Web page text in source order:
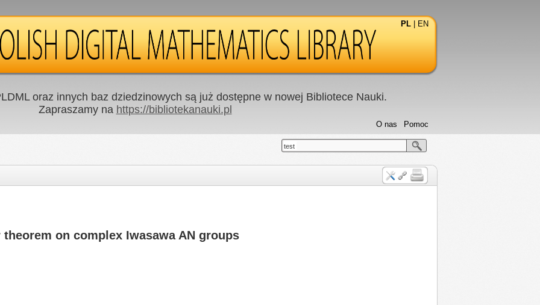
PL EN
oraz innych baz dziedzinowych są już dostępne w nowej Bibliotece Nauki.
Zapraszamy na https://bibliotekanauki.pl
Pomoc
O nas
test
on complex Iwasawa AN groups